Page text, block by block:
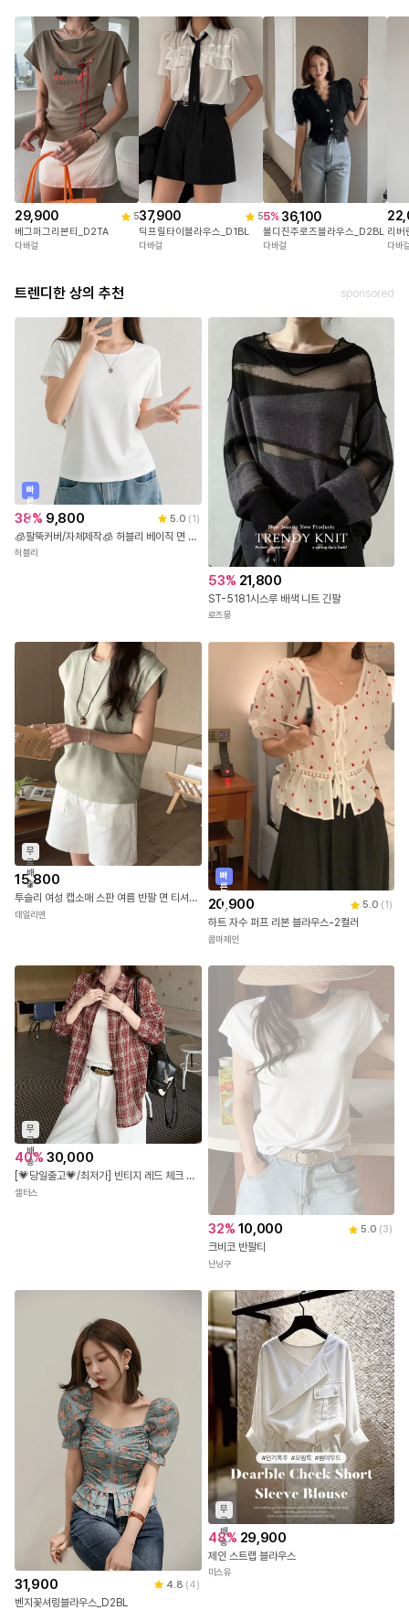
정확한 컬러는 하단의 디테일컷을 참고해주세요.
29,900 5
베그퍼그리본티_D2TA
다바걸
37,900 5
딕프릴타이블라우스_D1BL
다바걸
5% 36,100
볼디진주로즈블라우스_D2BL
다바걸
리버
다바
트렌디한 상의 추천 sponsored
빠
른
출
발
38% 9,800 5.0 (1)
🧊팔뚝커버/자체제작🧊 허블리 베이직 면 스판 유넥 무지 반팔 티셔츠 데일리 기본 랍빠넥 반팔티
허블리
53% 21,800
ST-5181시스루 배색 니트 긴팔
로즈몽
무
료
배
송
15,800
투슬리 여성 캡소매 스판 여름 반팔 면 티셔츠 무지 이너 나시
데일리앤
빠
른
출
발
20,900 5.0 (1 )
하트 자수 퍼프 리본 블라우스-2컬러
콤마제인
무
료
배
송
40% 30,000
[💗당일출고💗/최저가] 빈티지 레드 체크 셔츠 1color
셀터스
32% 10,000 5.0 (3)
크비코 반팔티
난닝구
31,900 4.8 (4)
벤지꽃셔링블라우스_D2BL
무
료
배
송
48% 29,900
제인 스트랩 블라우스
미스유